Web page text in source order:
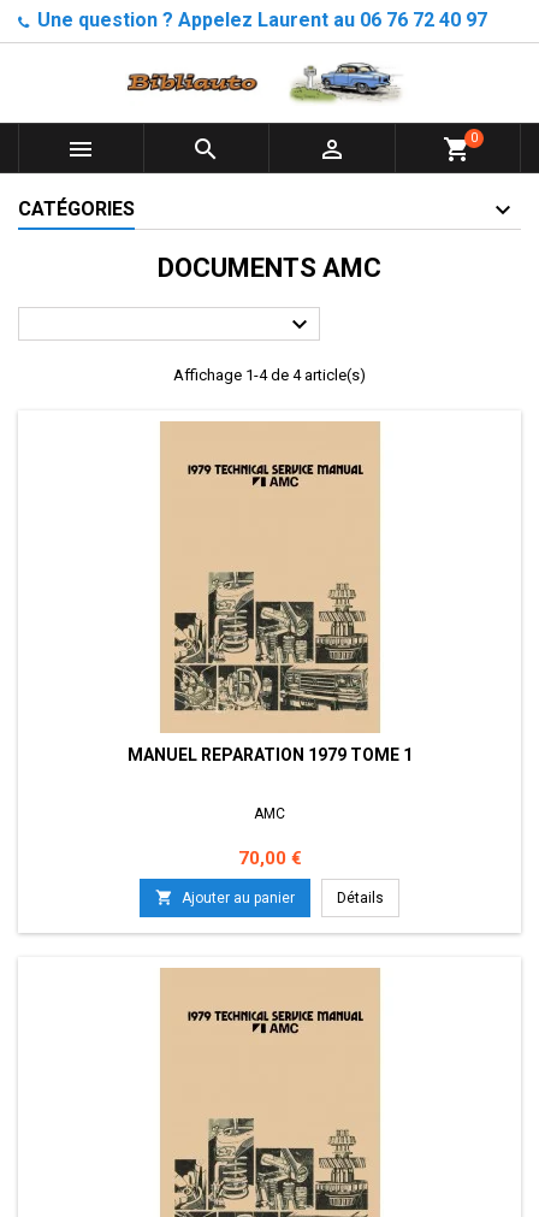
Une question ? Appelez Laurent au 06 76 72 40 97
   shopping_cart0
CATÉGORIES
DOCUMENTS AMC

Affichage 1-4 de 4 article(s)
MANUEL REPARATION 1979 TOME 1
AMC
Prix
70,00 €
 Ajouter au panier Détails